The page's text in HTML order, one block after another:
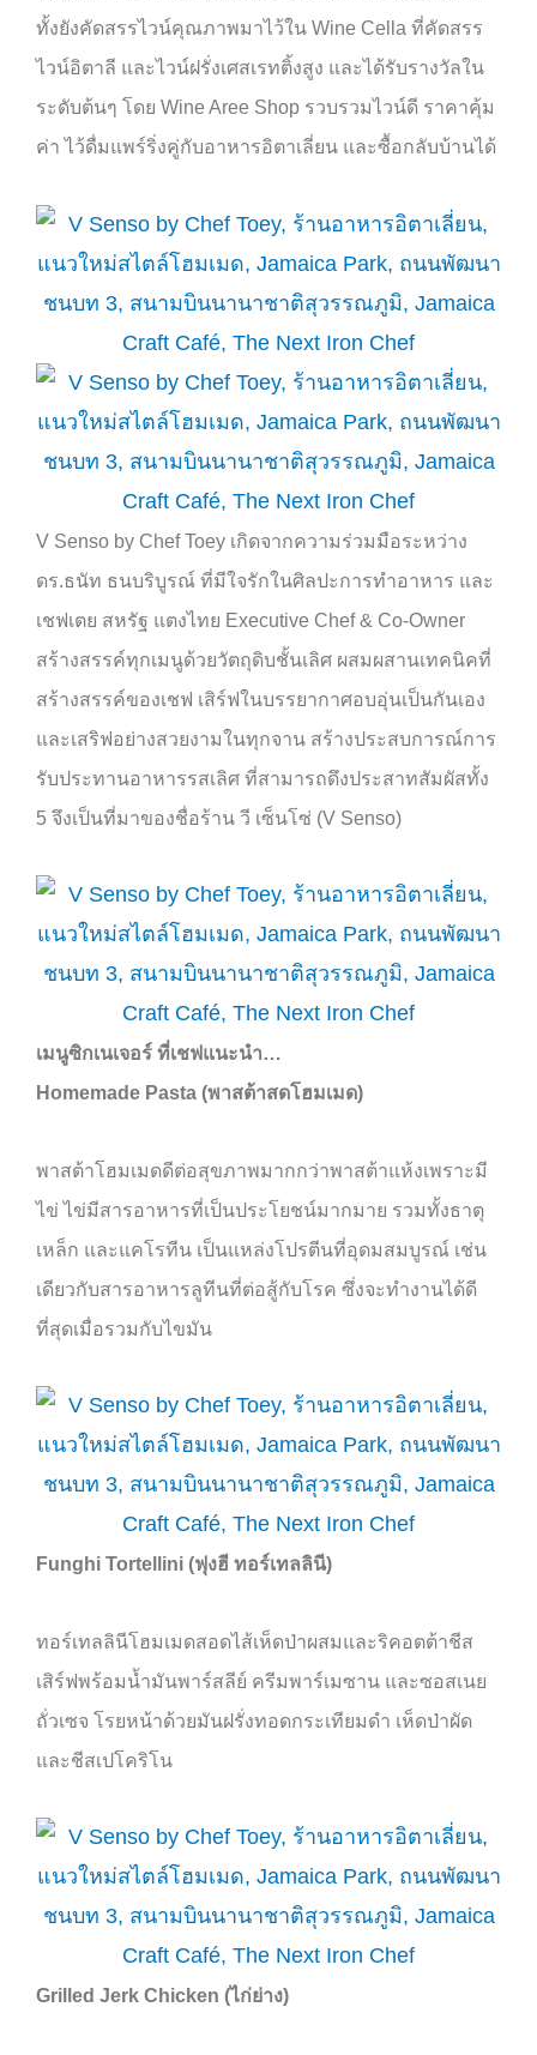
ทั้งยังคัดสรรไวน์คุณภาพมาไว้ใน Wine Cella ที่คัดสรร
ไวน์อิตาลี และไวน์ฝรั่งเศสเรทติ้งสูง และได้รับรางวัลใน
ระดับต้นๆ โดย Wine Aree Shop รวบรวมไวน์ดี ราคาคุ้ม
ค่า ไว้ดื่มแพร์ริ่งคู่กับอาหารอิตาเลี่ยน และซื้อกลับบ้านได้
V Senso by Chef Toey เกิดจากความร่วมมือระหว่าง
ดร.ธนัท ธนบริบูรณ์ ที่มีใจรักในศิลปะการทำอาหาร และ
เชฟเตย สหรัฐ แตงไทย Executive Chef & Co-Owner
สร้างสรรค์ทุกเมนูด้วยวัตถุดิบชั้นเลิศ ผสมผสานเทคนิคที่
สร้างสรรค์ของเชฟ เสิร์ฟในบรรยากาศอบอุ่นเป็นกันเอง
และเสริฟอย่างสวยงามในทุกจาน สร้างประสบการณ์การ
รับประทานอาหารรสเลิศ ที่สามารถดึงประสาทสัมผัสทั้ง
5 จึงเป็นที่มาของชื่อร้าน วี เซ็นโซ่ (V Senso)
เมนูซิกเนเจอร์ ที่เชฟแนะนำ…
Homemade Pasta (พาสต้าสดโฮมเมด)
พาสต้าโฮมเมดดีต่อสุขภาพมากกว่าพาสต้าแห้งเพราะมี
ไข่ ไข่มีสารอาหารที่เป็นประโยชน์มากมาย รวมทั้งธาตุ
เหล็ก และแคโรทีน เป็นแหล่งโปรตีนที่อุดมสมบูรณ์ เช่น
เดียวกับสารอาหารลูทีนที่ต่อสู้กับโรค ซึ่งจะทำงานได้ดี
ที่สุดเมื่อรวมกับไขมัน
Funghi Tortellini (ฟุงฮี ทอร์เทลลินี)
ทอร์เทลลินีโฮมเมดสอดไส้เห็ดป่าผสมและริคอตต้าชีส
เสิร์ฟพร้อมน้ำมันพาร์สลีย์ ครีมพาร์เมซาน และซอสเนย
ถั่วเซจ โรยหน้าด้วยมันฝรั่งทอดกระเทียมดำ เห็ดป่าผัด
และชีสเปโคริโน
Grilled Jerk Chicken (ไก่ย่าง)